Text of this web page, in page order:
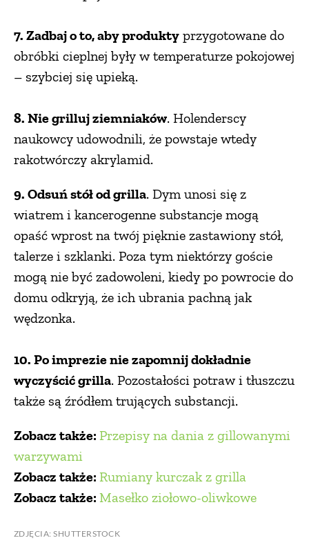
7. Zadbaj o to, aby produkty przygotowane do
obróbki cieplnej były w temperaturze pokojowej
– szybciej się upieką.
8. Nie grilluj ziemniaków. Holenderscy
naukowcy udowodnili, że powstaje wtedy
rakotwórczy akrylamid.
9. Odsuń stół od grilla. Dym unosi się z
wiatrem i kancerogenne substancje mogą
opaść wprost na twój pięknie zastawiony stół,
talerze i szklanki. Poza tym niektórzy goście
mogą nie być zadowoleni, kiedy po powrocie do
domu odkryją, że ich ubrania pachną jak
wędzonka.
10. Po imprezie nie zapomnij dokładnie
wyczyścić grilla. Pozostałości potraw i tłuszczu
także są źródłem trujących substancji.
Zobacz także: Przepisy na dania z gillowanymi
warzywami
Zobacz także: Rumiany kurczak z grilla
Zobacz także: Masełko ziołowo-oliwkowe
ZDJĘCIA: SHUTTERSTOCK